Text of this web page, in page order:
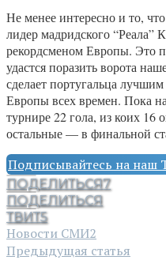
Не менее интересно и то,
лидер мадридского “Реала”
рекордсменом Европы. Это
удастся поразить ворота
сделает португальца
Европы всех времен. Пока
турнире 22 гола, из коих 16
остальные — в финальной
Подписывайтесь на наш
ПОДЕЛИТЬСЯ7
ПОДЕЛИТЬСЯ
ТВИТ5
Новости СМИ2
Предыдущая статья